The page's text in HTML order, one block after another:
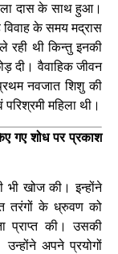
दास के साथ हुआ।
विवाह के समय मद्रास
रही थी किन्तु इनकी
दी। वैवाहिक जीवन
नवजात शिशु की
महिला थी।
गए शोध पर प्रकाश
भी खोज की। इन्होंने
तरंगों के ध्रुवण को
प्राप्त की। उसकी
उन्होंने अपने प्रयोगों